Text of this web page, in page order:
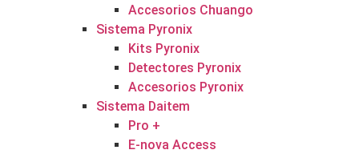
Accesorios Chuango
Sistema Pyronix
Kits Pyronix
Detectores Pyronix
Accesorios Pyronix
Sistema Daitem
Pro +
E-nova Access